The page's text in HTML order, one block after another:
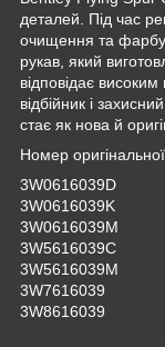
деталей. Під час
очищення та
рукав, який
відповідає
відбійник і
стає як нова й
Номер
3W0616039D
3W0616039K
3W0616039M
3W5616039C
3W5616039M
3W7616039
3W8616039